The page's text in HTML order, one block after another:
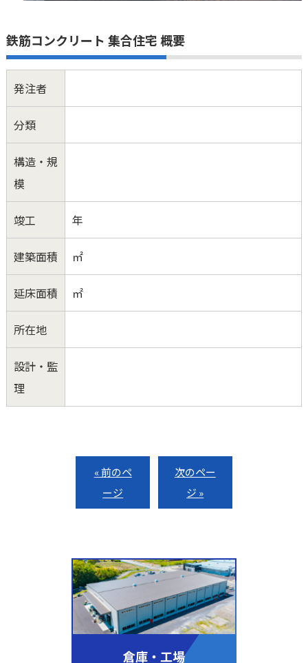
鉄筋コンクリート 集合住宅 概要
発注者
分類
構造・規
模
竣工 年
建築面積 ㎡
延床面積 ㎡
所在地
設計・監
理
« 前のペ
ージ
次のペー
ジ »
倉庫・工場